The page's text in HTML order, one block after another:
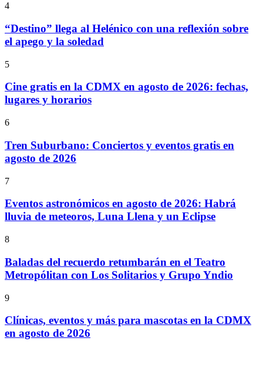
4
“Destino” llega al Helénico con una reflexión sobre
el apego y la soledad
5
Cine gratis en la CDMX en agosto de 2026: fechas,
lugares y horarios
6
Tren Suburbano: Conciertos y eventos gratis en
agosto de 2026
7
Eventos astronómicos en agosto de 2026: Habrá
lluvia de meteoros, Luna Llena y un Eclipse
8
Baladas del recuerdo retumbarán en el Teatro
Metropólitan con Los Solitarios y Grupo Yndio
9
Clínicas, eventos y más para mascotas en la CDMX
en agosto de 2026